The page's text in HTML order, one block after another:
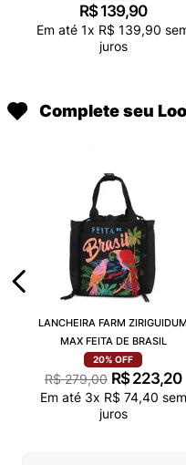
R$ 139,90
Em até 1x R$ 139,90
juros
Complete seu
LANCHEIRA FARM ZIRIGUIDUM
MAX FEITA DE BRASIL
20% OFF
R$ 279,00 R$ 223,20
Em até 3x R$ 74,40 sem
juros